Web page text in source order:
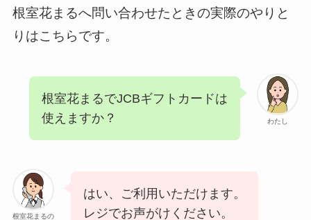
根室花まるへ問い合わせたときの実際のやりと
りはこちらです。
わたし
根室花まるでJCBギフトカードは
使えますか？
根室花まるの
はい、ご利用いただけます。
レジでお声がけください。